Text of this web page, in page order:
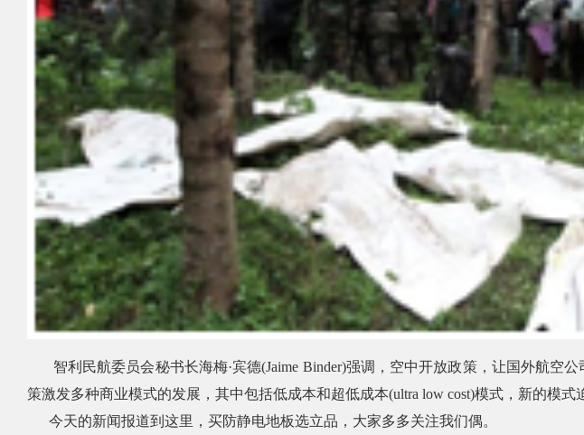
智利民航委员会秘书长海梅·宾德(Jaime Binder)强调，空中开放政策，让国外航空
策激发多种商业模式的发展，其中包括低成本和超低成本(ultra low cost)模式，新的模式
今天的新闻报道到这里，买防静电地板选立品，大家多多关注我们偶。